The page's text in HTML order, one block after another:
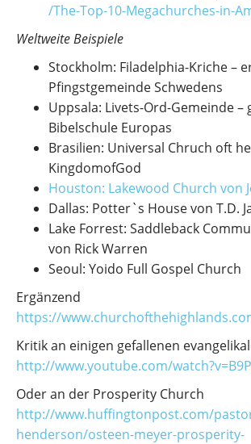
/The-Top-10-Megachurches-in-
Weltweite Beispiele
Stockholm: Filadelphia-Kriche –
Pfingstgemeinde Schwedens
Uppsala: Livets-Ord-Gemeinde –
Bibelschule Europas
Brasilien: Universal Chruch oft he
KingdomofGod
Houston: Lakewood Church von
Dallas: Potter`s House von T.D.
Lake Forrest: Saddleback
von Rick Warren
Seoul: Yoido Full Gospel Church
Ergänzend
https://
Kritik an einigen gefallenen
http://www.youtube.com/
Oder an der Prosperity Church
http://www.huffingtonpost.com/
henderson/osteen-meyer-prosperity-